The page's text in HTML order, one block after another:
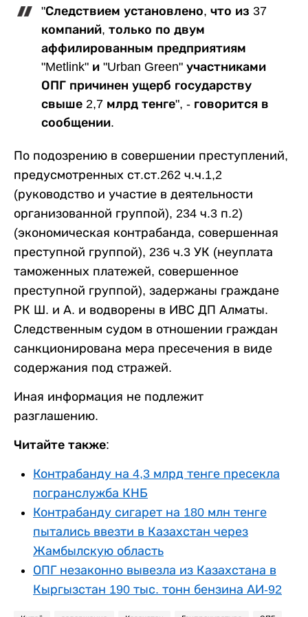
"Следствием установлено, что из 37
компаний, только по двум
аффилированным предприятиям
"Metlink" и "Urban Green" участниками
ОПГ причинен ущерб государству
свыше 2,7 млрд тенге", - говорится в
сообщении.
По подозрению в совершении преступлений,
предусмотренных ст.ст.262 ч.ч.1,2
(руководство и участие в деятельности
организованной группой), 234 ч.3 п.2)
(экономическая контрабанда, совершенная
преступной группой), 236 ч.3 УК (неуплата
таможенных платежей, совершенное
преступной группой), задержаны граждане
РК Ш. и А. и водворены в ИВС ДП Алматы.
Следственным судом в отношении граждан
санкционирована мера пресечения в виде
содержания под стражей.
Иная информация не подлежит
разглашению.
Читайте также:
Контрабанду на 4,3 млрд тенге пресекла
погранслужба КНБ
Контрабанду сигарет на 180 млн тенге
пытались ввезти в Казахстан через
Жамбылскую область
ОПГ незаконно вывезла из Казахстана в
Кыргызстан 190 тыс. тонн бензина АИ-92